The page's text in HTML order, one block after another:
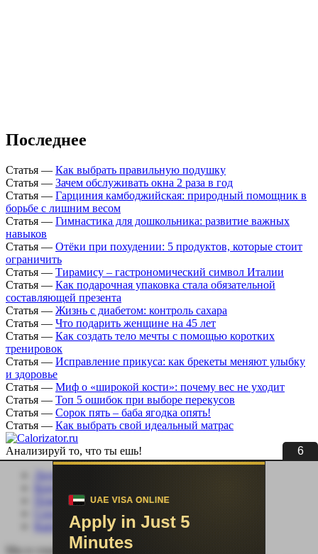
6
Последнее
Статья — Как выбрать правильную подушку
Статья — Зачем обслуживать окна 2 раза в год
Статья — Гарциния камбоджийская: природный помощник в
борьбе с лишним весом
Статья — Гимнастика для дошкольника: развитие важных
навыков
Статья — Отёки при похудении: 5 продуктов, которые стоит
ограничить
Статья — Тирамису – гастрономический символ Италии
Статья — Как подарочная упаковка стала обязательной
составляющей презента
Статья — Жизнь с диабетом: контроль сахара
Статья — Что подарить женщине на 45 лет
Статья — Как создать тело мечты с помощью коротких
тренировок
Статья — Исправление прикуса: как брекеты меняют улыбку
и здоровье
Статья — Миф о «широкой кости»: почему вес не уходит
Статья — Топ 5 ошибок при выборе перекусов
Статья — Сорок пять – баба ягодка опять!
Статья — Как выбрать свой идеальный матрас
Анализируй то, что ты ешь!
Личный кабинет
Помощь сайту
Соцсети
Карта сайта
Мы в социальных сетях: